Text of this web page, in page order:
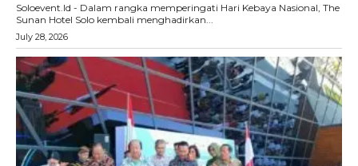
Soloevent.Id - Dalam rangka memperingati Hari Kebaya Nasional, The
Sunan Hotel Solo kembali menghadirkan...
July 28, 2026